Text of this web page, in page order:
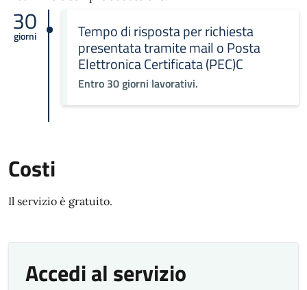
30
giorni Tempo di risposta per richiesta
presentata tramite mail o Posta
Elettronica Certificata (PEC)C
Entro 30 giorni lavorativi.
Costi
Il servizio è gratuito.
Accedi al servizio